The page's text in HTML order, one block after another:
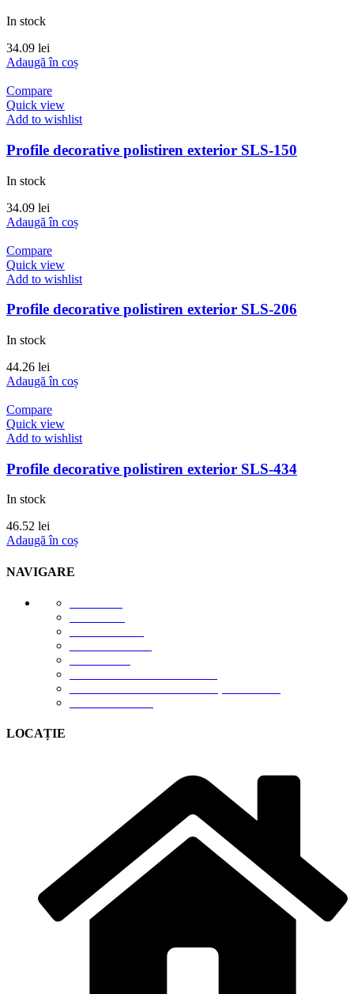
In stock
34.09 lei
Adaugă în coș
Compare
Quick view
Add to wishlist
Profile decorative polistiren exterior SLS-150
In stock
34.09 lei
Adaugă în coș
Compare
Quick view
Add to wishlist
Profile decorative polistiren exterior SLS-206
In stock
44.26 lei
Adaugă în coș
Compare
Quick view
Add to wishlist
Profile decorative polistiren exterior SLS-434
In stock
46.52 lei
Adaugă în coș
NAVIGARE
LOCAȚIE